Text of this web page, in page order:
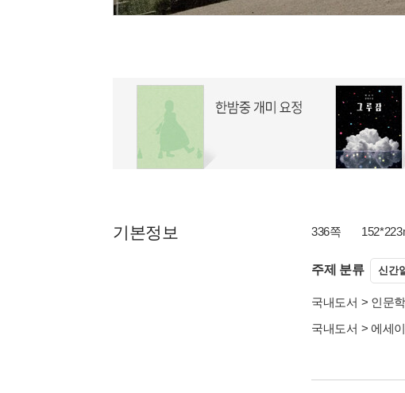
기본정보 336쪽
주제 분류 신간
국내도서 > 인문학
국내도서 > 에세이